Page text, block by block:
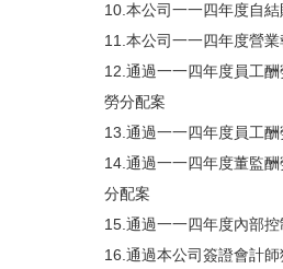
10.本公司一一四年度自
11.本公司一一四年度營業
12.通過一一四年度員工
勞分配案
13.通過一一四年度員工
14.通過一一四年度董監
分配案
15.通過一一四年度內部
16.通過本公司簽證會計